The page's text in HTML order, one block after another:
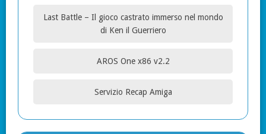
Last Battle – Il gioco castrato immerso nel mondo
di Ken il Guerriero
AROS One x86 v2.2
Servizio Recap Amiga